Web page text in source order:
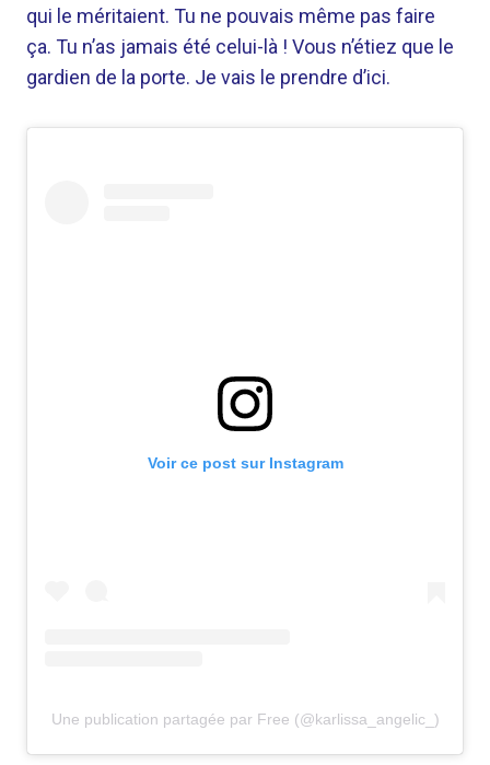
qui le méritaient. Tu ne pouvais même pas faire
ça. Tu n’as jamais été celui-là ! Vous n’étiez que le
gardien de la porte. Je vais le prendre d’ici.
Voir ce post sur Instagram
Une publication partagée par Free (@karlissa_angelic_)